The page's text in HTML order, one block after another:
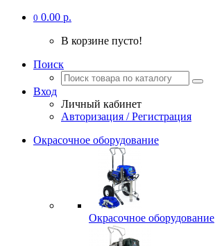
0 0.00 р.
В корзине пусто!
Поиск
Вход
Личный кабинет
Авторизация / Регистрация
Окрасочное оборудование
Окрасочное оборудование